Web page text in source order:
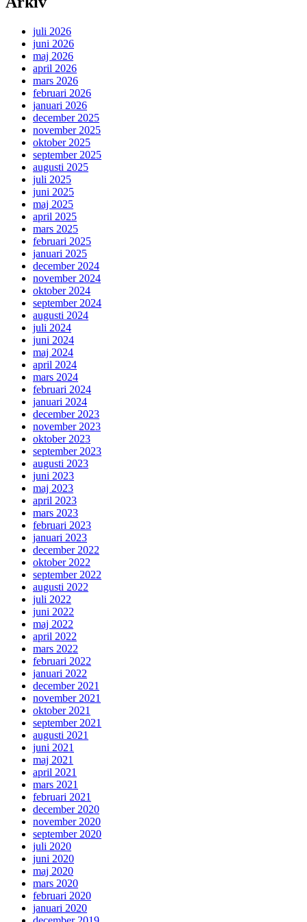
juli 2026
juni 2026
maj 2026
april 2026
mars 2026
februari 2026
januari 2026
december 2025
november 2025
oktober 2025
september 2025
augusti 2025
juli 2025
juni 2025
maj 2025
april 2025
mars 2025
februari 2025
januari 2025
december 2024
november 2024
oktober 2024
september 2024
augusti 2024
juli 2024
juni 2024
maj 2024
april 2024
mars 2024
februari 2024
januari 2024
december 2023
november 2023
oktober 2023
september 2023
augusti 2023
juni 2023
maj 2023
april 2023
mars 2023
februari 2023
januari 2023
december 2022
oktober 2022
september 2022
augusti 2022
juli 2022
juni 2022
maj 2022
april 2022
mars 2022
februari 2022
januari 2022
december 2021
november 2021
oktober 2021
september 2021
augusti 2021
juni 2021
maj 2021
april 2021
mars 2021
februari 2021
december 2020
november 2020
september 2020
juli 2020
juni 2020
maj 2020
mars 2020
februari 2020
januari 2020